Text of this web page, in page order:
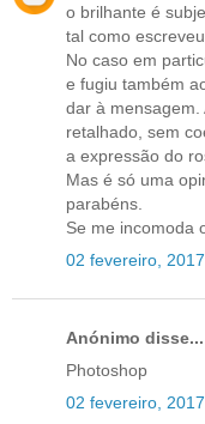
o brilhante é
tal como
No caso em
e fugiu também
dar à
retalhado, sem
a expressão do
Mas é só uma
parabéns.
Se me incomoda
02 fevereiro,
Anónimo disse...
Photoshop
02 fevereiro,